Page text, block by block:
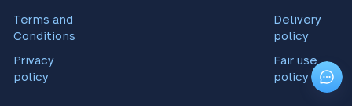
Terms and
Conditions
Privacy
policy
Delivery
policy
Fair use
policy